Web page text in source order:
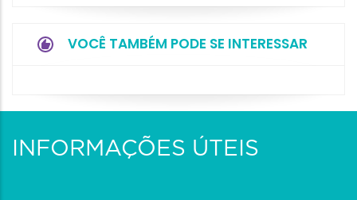
VOCÊ TAMBÉM PODE SE INTERESSAR
INFORMAÇÕES ÚTEIS